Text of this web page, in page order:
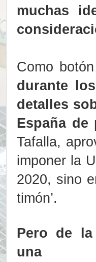
muchas
Como
durante
detalles
España de
Tafalla,
imponer la
2020, sino
timón’.
Pero de
una